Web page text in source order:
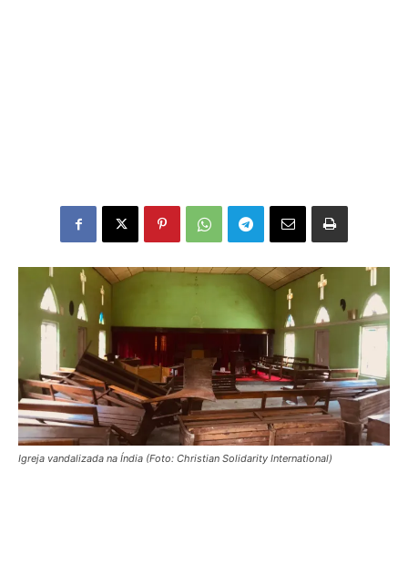
Igreja vandalizada na Índia (Foto: Christian Solidarity International)